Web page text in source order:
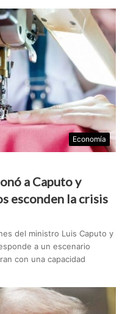
Economía
a Caputo y
esconden la crisis
del ministro Luis Caputo y
a un escenario
con una capacidad